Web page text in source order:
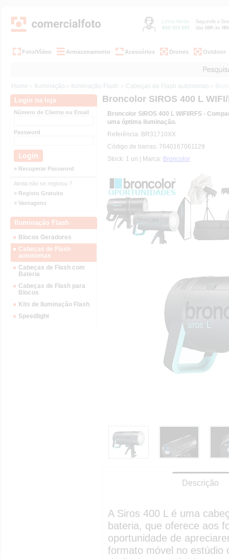
Foto/Vídeo Armazenamento Acessórios Drones Outdoor
Home » Iluminação » Iluminação Flash » Cabeças de Flash autonomas »
Login na loja
Número de Cliente ou Email
Password
» Recuperar Password
Ainda não se registou ?
» Registo Gratuito
» Vantagens
Iluminação Flash
Blocos Geradores
Cabeças de Flash
autonomas
Cabeças de Flash com
Bateria
Cabeças de Flash para
Blocos
Kits de Iluminação Flash
Speedlight
Broncolor SIROS 400 L
Broncolor SIROS 400 L WIFI/RFS -
uma óptima iluminação.
Referência: BR31710XX
Código de barras: 7640167061129
Stock: 1 un | Marca: Broncolor
Descrição
A Siros 400 L é uma
bateria, que oferece aos
oportunidade de
formato móvel no estúdio